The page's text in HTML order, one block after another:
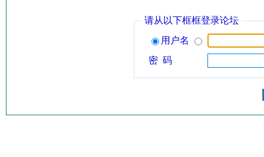
请从以下框框登录论坛
用户名
密 码